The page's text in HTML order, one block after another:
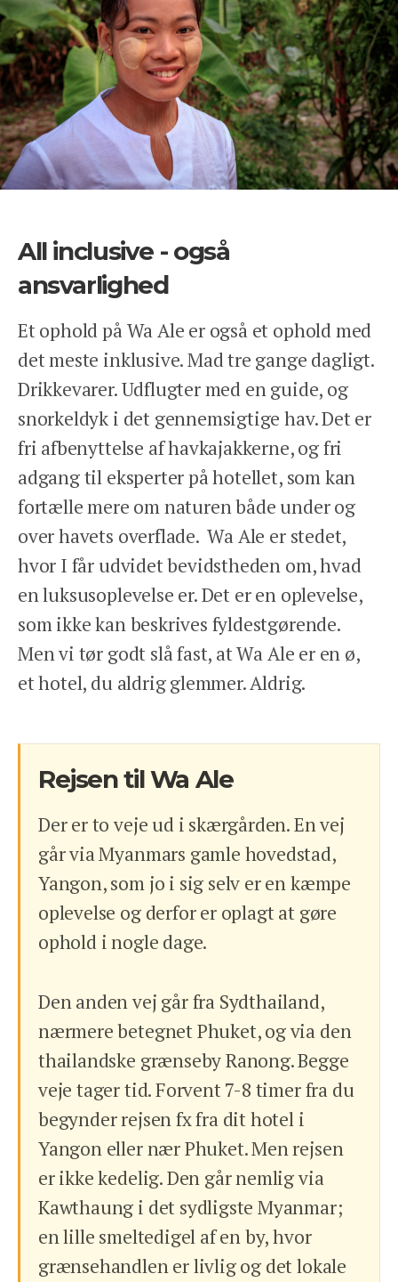
All inclusive - også
ansvarlighed
Et ophold på Wa Ale er også et ophold med
det meste inklusive. Mad tre gange dagligt.
Drikkevarer. Udflugter med en guide, og
snorkeldyk i det gennemsigtige hav. Det er
fri afbenyttelse af havkajakkerne, og fri
adgang til eksperter på hotellet, som kan
fortælle mere om naturen både under og
over havets overflade. Wa Ale er stedet,
hvor I får udvidet bevidstheden om, hvad
en luksusoplevelse er. Det er en oplevelse,
som ikke kan beskrives fyldestgørende.
Men vi tør godt slå fast, at Wa Ale er en ø,
et hotel, du aldrig glemmer. Aldrig.
Rejsen til Wa Ale
Der er to veje ud i skærgården. En vej
går via Myanmars gamle hovedstad,
Yangon, som jo i sig selv er en kæmpe
oplevelse og derfor er oplagt at gøre
ophold i nogle dage.
Den anden vej går fra Sydthailand,
nærmere betegnet Phuket, og via den
thailandske grænseby Ranong. Begge
veje tager tid. Forvent 7-8 timer fra du
begynder rejsen fx fra dit hotel i
Yangon eller nær Phuket. Men rejsen
er ikke kedelig. Den går nemlig via
Kawthaung i det sydligste Myanmar;
en lille smeltedigel af en by, hvor
grænsehandlen er livlig og det lokale